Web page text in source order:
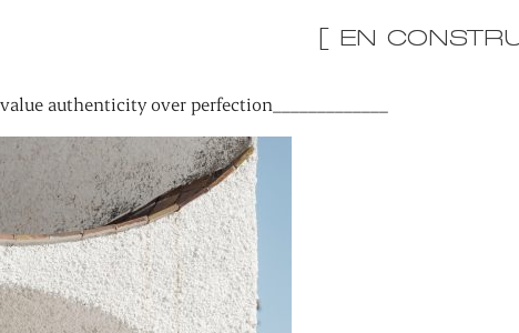
[ EN
authenticity over perfection_____________